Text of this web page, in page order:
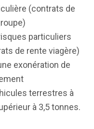
(contrats de
particuliers
de rente viagère)
exonération de
terrestres à
à 3,5 tonnes.